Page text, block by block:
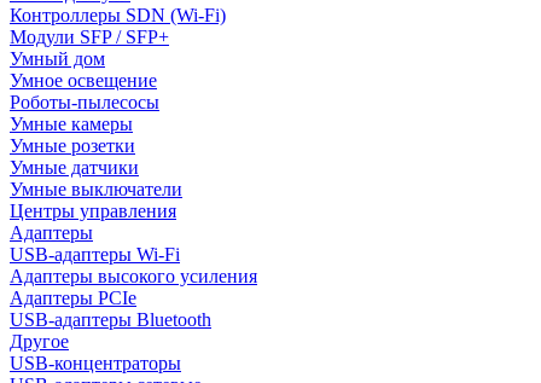
Контроллеры SDN (Wi-Fi)
Модули SFP / SFP+
Умный дом
Умное освещение
Роботы-пылесосы
Умные камеры
Умные розетки
Умные датчики
Умные выключатели
Центры управления
Адаптеры
USB-адаптеры Wi-Fi
Адаптеры высокого усиления
Адаптеры PCIe
USB-адаптеры Bluetooth
Другое
USB-концентраторы